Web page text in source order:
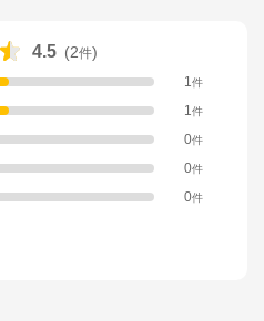
4.5 (2件)
1件
1件
0件
0件
0件